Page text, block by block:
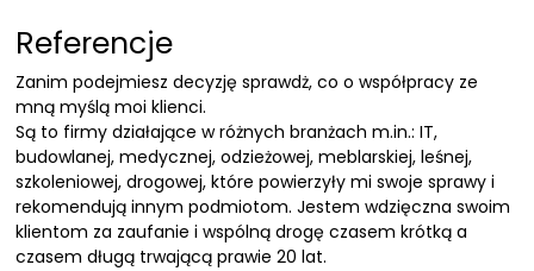
Referencje
Zanim podejmiesz decyzję sprawdż, co o współpracy ze
mną myślą moi klienci.
Są to firmy działające w różnych branżach m.in.: IT,
budowlanej, medycznej, odzieżowej, meblarskiej, leśnej,
szkoleniowej, drogowej, które powierzyły mi swoje sprawy i
rekomendują innym podmiotom. Jestem wdzięczna swoim
klientom za zaufanie i wspólną drogę czasem krótką a
czasem długą trwającą prawie 20 lat.